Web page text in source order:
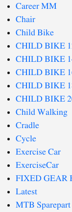
Career MM
Chair
Child Bike
CHILD BIKE
CHILD BIKE
CHILD BIKE
CHILD BIKE
CHILD BIKE
Child Walking
Cradle
Cycle
Exercise Car
ExerciseCar
FIXED GEAR
Latest
MTB Sparepart